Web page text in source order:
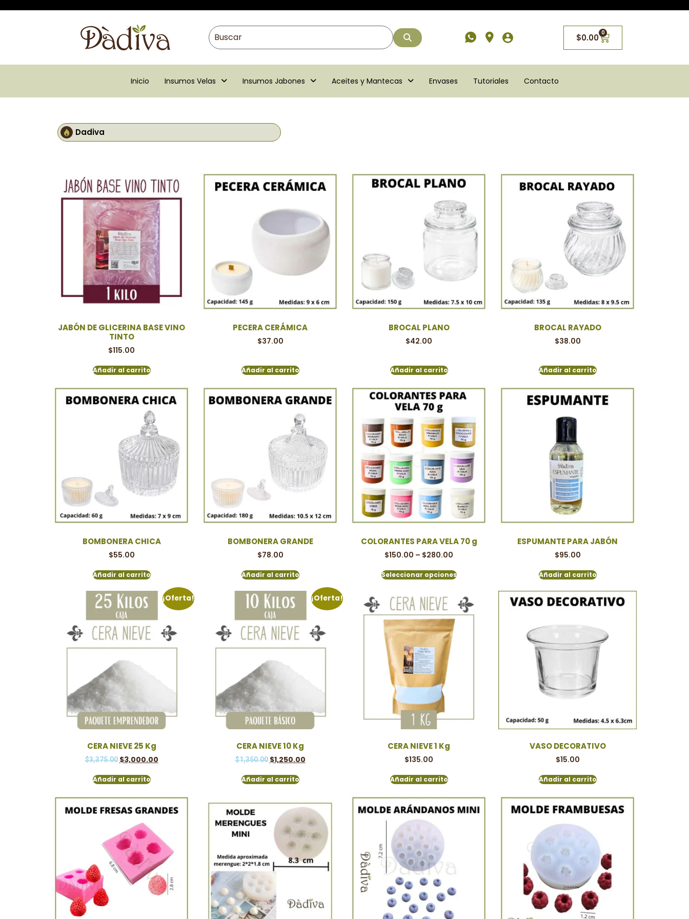
$0.00 0
Inicio Insumos Velas Insumos Jabones Aceites y Mantecas Envases Tutoriales Contacto
Dadiva
JABÓN DE GLICERINA BASE VINO
TINTO
$115.00
Añadir al carrito
PECERA CERÁMICA
$37.00
Añadir al carrito
BROCAL PLANO
$42.00
Añadir al carrito
BROCAL RAYADO
$38.00
Añadir al carrito
BOMBONERA CHICA
$55.00
Añadir al carrito
BOMBONERA GRANDE
$78.00
Añadir al carrito
COLORANTES PARA VELA 70 g
$150.00 – $280.00
Seleccionar opciones
ESPUMANTE PARA JABÓN
$95.00
Añadir al carrito
¡Oferta!
CERA NIEVE 25 Kg
$3,375.00 $3,000.00
Añadir al carrito
¡Oferta!
CERA NIEVE 10 Kg
$1,350.00 $1,250.00
Añadir al carrito
CERA NIEVE 1 Kg
$135.00
Añadir al carrito
VASO DECORATIVO
$15.00
Añadir al carrito